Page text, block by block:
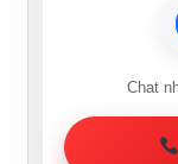
Chat